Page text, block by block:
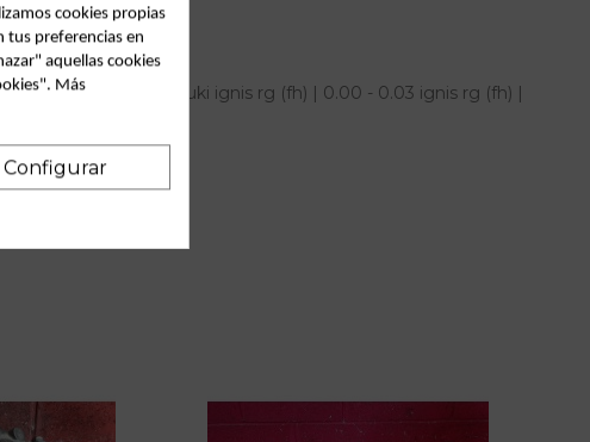
izquierdo para suzuki ignis rg (fh) | 0.00 - 0.03 ignis rg (fh) |
cookies propias
tus preferencias en
aquellas cookies
Más
Configurar